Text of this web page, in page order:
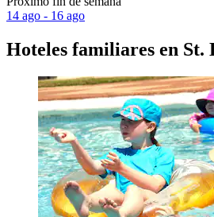
14 ago - 16 ago
Hoteles familiares en St.